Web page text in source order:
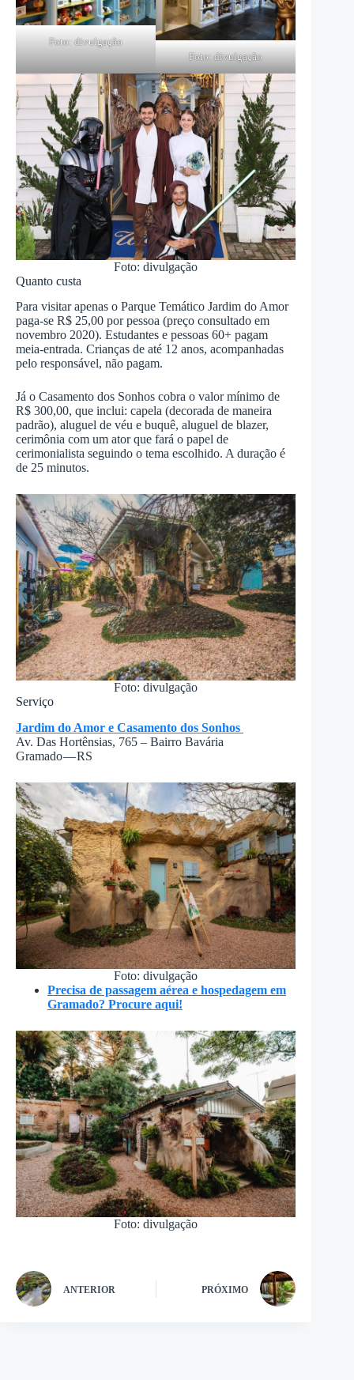
Foto: divulgação
Foto: divulgação
Foto: divulgação
Quanto custa
Para visitar apenas o Parque Temático Jardim do Amor
paga-se R$ 25,00 por pessoa (preço consultado em
novembro 2020). Estudantes e pessoas 60+ pagam
meia-entrada. Crianças de até 12 anos, acompanhadas
pelo responsável, não pagam.
Já o Casamento dos Sonhos cobra o valor mínimo de
R$ 300,00, que inclui: capela (decorada de maneira
padrão), aluguel de véu e buquê, aluguel de blazer,
cerimônia com um ator que fará o papel de
cerimonialista seguindo o tema escolhido. A duração é
de 25 minutos.
Foto: divulgação
Serviço
Jardim do Amor e Casamento dos Sonhos
Av. Das Hortênsias, 765 – Bairro Bavária
Gramado — RS
Foto: divulgação
Precisa de passagem aérea e hospedagem em
Gramado? Procure aqui!
Foto: divulgação
ANTERIOR PRÓXIMO